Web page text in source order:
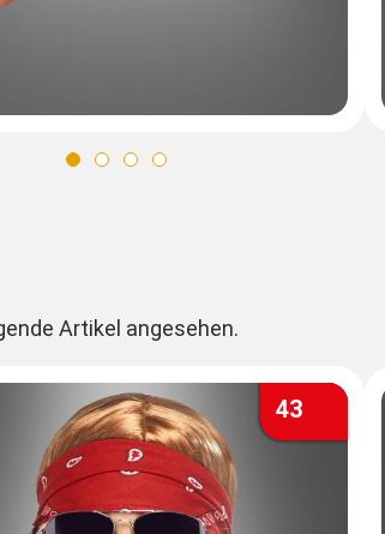
Artikel angesehen.
43